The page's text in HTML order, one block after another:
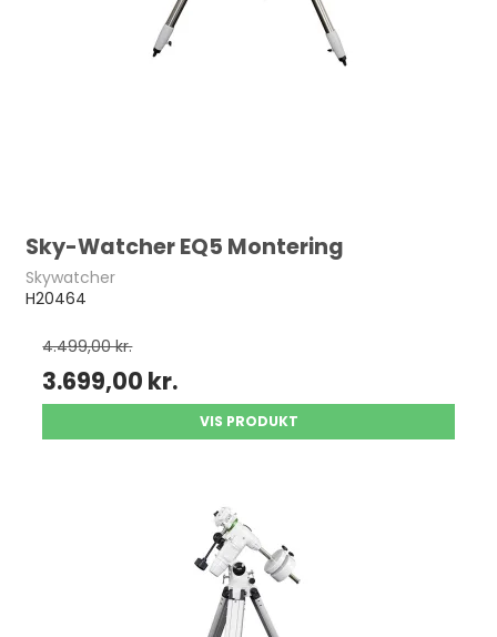
Sky-Watcher EQ5 Montering
Skywatcher
H20464
4.499,00 kr.
3.699,00 kr.
VIS PRODUKT